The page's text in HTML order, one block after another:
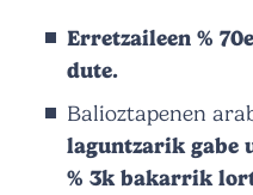
Erretzaileen %
dute.
Balioztapenen
laguntzarik gabe
% 3k bakarrik